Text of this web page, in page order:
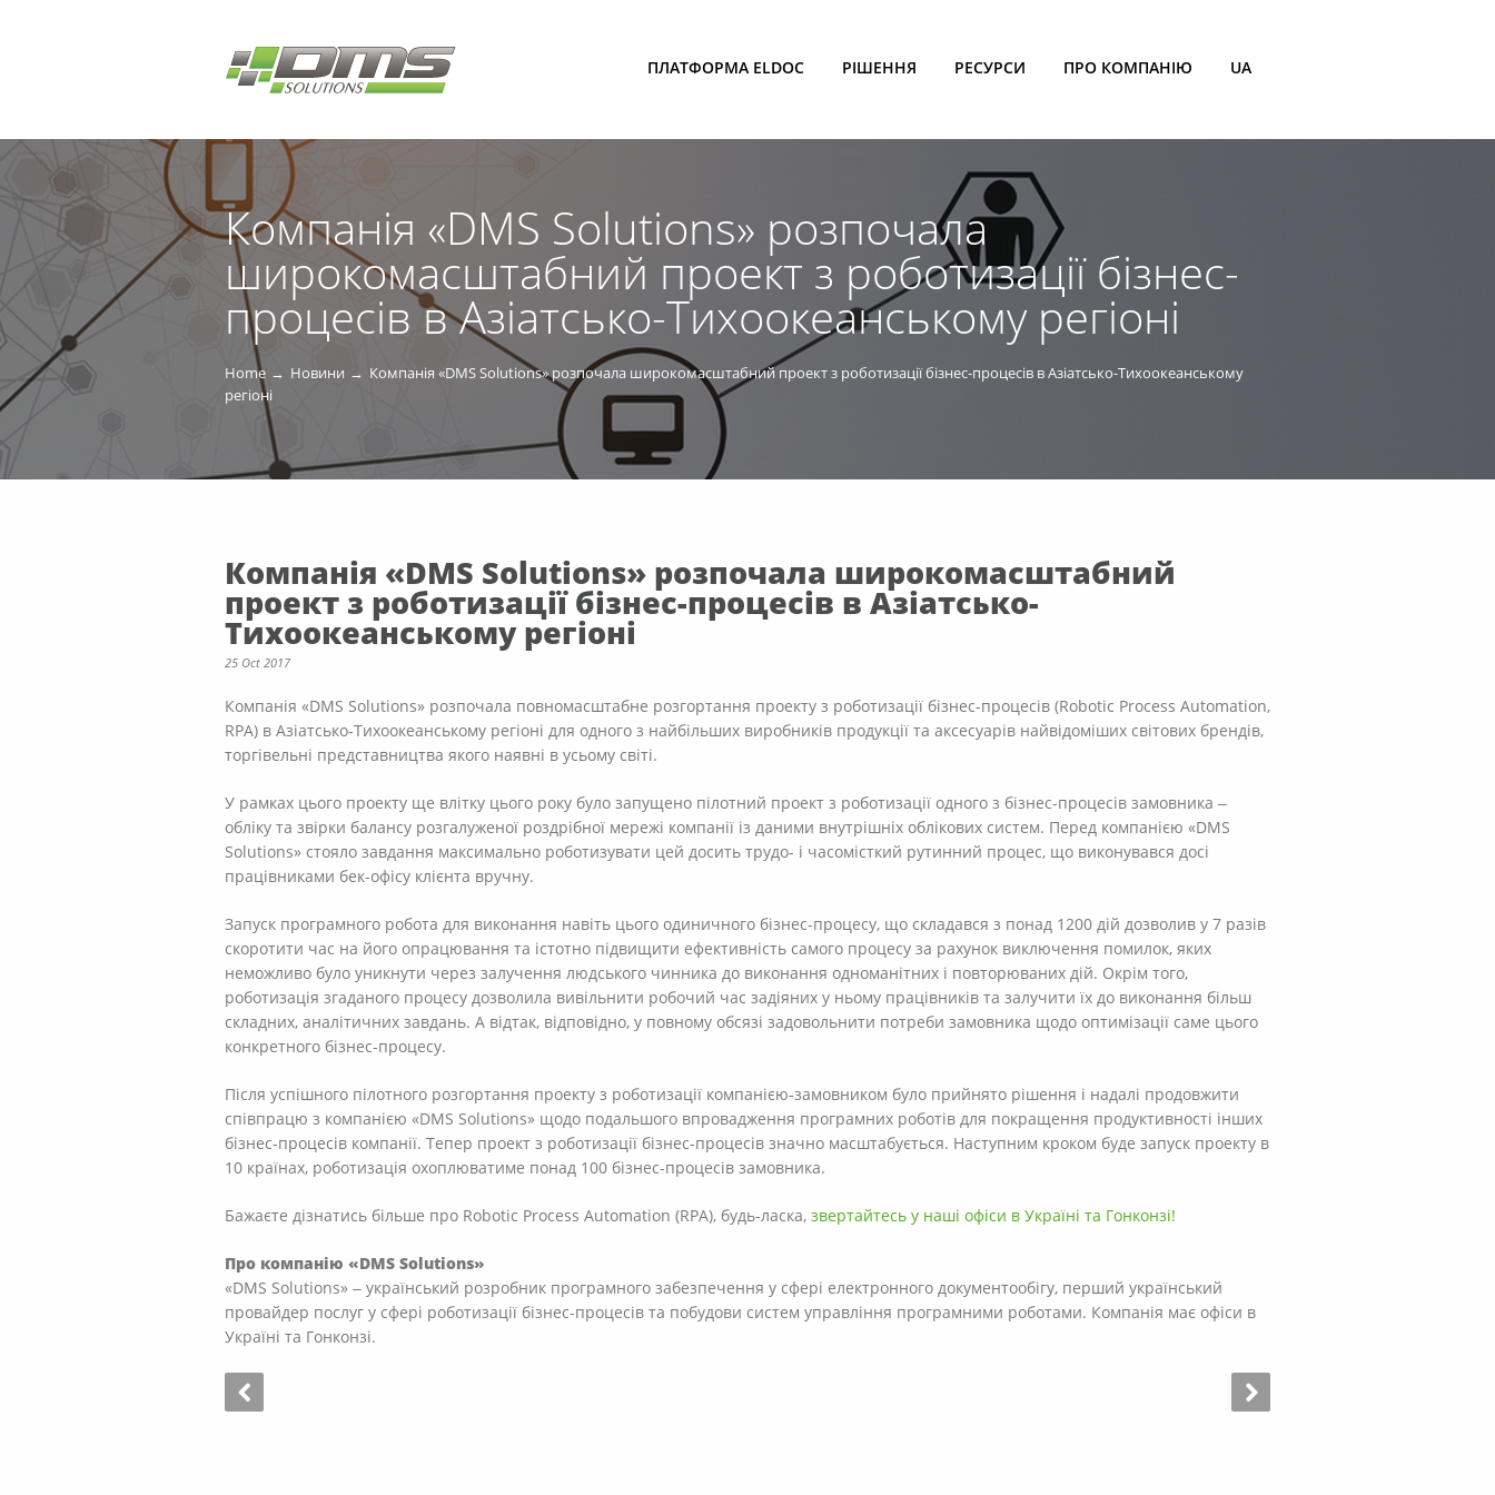
ПЛАТФОРМА ELDOC РІШЕННЯ РЕСУРСИ ПРО КОМПАНІЮ UA
Компанія «DMS Solutions» розпочала
широкомасштабний проект з роботизації бізнес-
процесів в Азіатсько-Тихоокеанському регіоні
Home Новини
Компанія «DMS Solutions» розпочала широкомасштабний проект з роботизації бізнес-процесів в Азіатсько-Тихоокеанському
регіоні
Компанія «DMS Solutions» розпочала широкомасштабний
проект з роботизації бізнес-процесів в Азіатсько-
Тихоокеанському регіоні
25 Oct 2017
Компанія «DMS Solutions» розпочала повномасштабне розгортання проекту з роботизації бізнес-процесів (Robotic Process Automation,
RPA) в Азіатсько-Тихоокеанському регіоні для одного з найбільших виробників продукції та аксесуарів найвідоміших світових брендів,
торгівельні представництва якого наявні в усьому світі.
У рамках цього проекту ще влітку цього року було запущено пілотний проект з роботизації одного з бізнес-процесів замовника ‒
обліку та звірки балансу розгалуженої роздрібної мережі компанії із даними внутрішніх облікових систем. Перед компанією «DMS
Solutions» стояло завдання максимально роботизувати цей досить трудо- і часомісткий рутинний процес, що виконувався досі
працівниками бек-офісу клієнта вручну.
Запуск програмного робота для виконання навіть цього одиничного бізнес-процесу, що складався з понад 1200 дій дозволив у 7 разів
скоротити час на його опрацювання та істотно підвищити ефективність самого процесу за рахунок виключення помилок, яких
неможливо було уникнути через залучення людського чинника до виконання одноманітних і повторюваних дій. Окрім того,
роботизація згаданого процесу дозволила вивільнити робочий час задіяних у ньому працівників та залучити їх до виконання більш
складних, аналітичних завдань. А відтак, відповідно, у повному обсязі задовольнити потреби замовника щодо оптимізації саме цього
конкретного бізнес-процесу.
Після успішного пілотного розгортання проекту з роботизації компанією-замовником було прийнято рішення і надалі продовжити
співпрацю з компанією «DMS Solutions» щодо подальшого впровадження програмних роботів для покращення продуктивності інших
бізнес-процесів компанії. Тепер проект з роботизації бізнес-процесів значно масштабується. Наступним кроком буде запуск проекту в
10 країнах, роботизація охоплюватиме понад 100 бізнес-процесів замовника.
Бажаєте дізнатись більше про Robotic Process Automation (RPA), будь-ласка, звертайтесь у наші офіси в Україні та Гонконзі!
Про компанію «DMS Solutions»
«DMS Solutions» ‒ український розробник програмного забезпечення у сфері електронного документообігу, перший український
провайдер послуг у сфері роботизації бізнес-процесів та побудови систем управління програмними роботами. Компанія має офіси в
Україні та Гонконзі.